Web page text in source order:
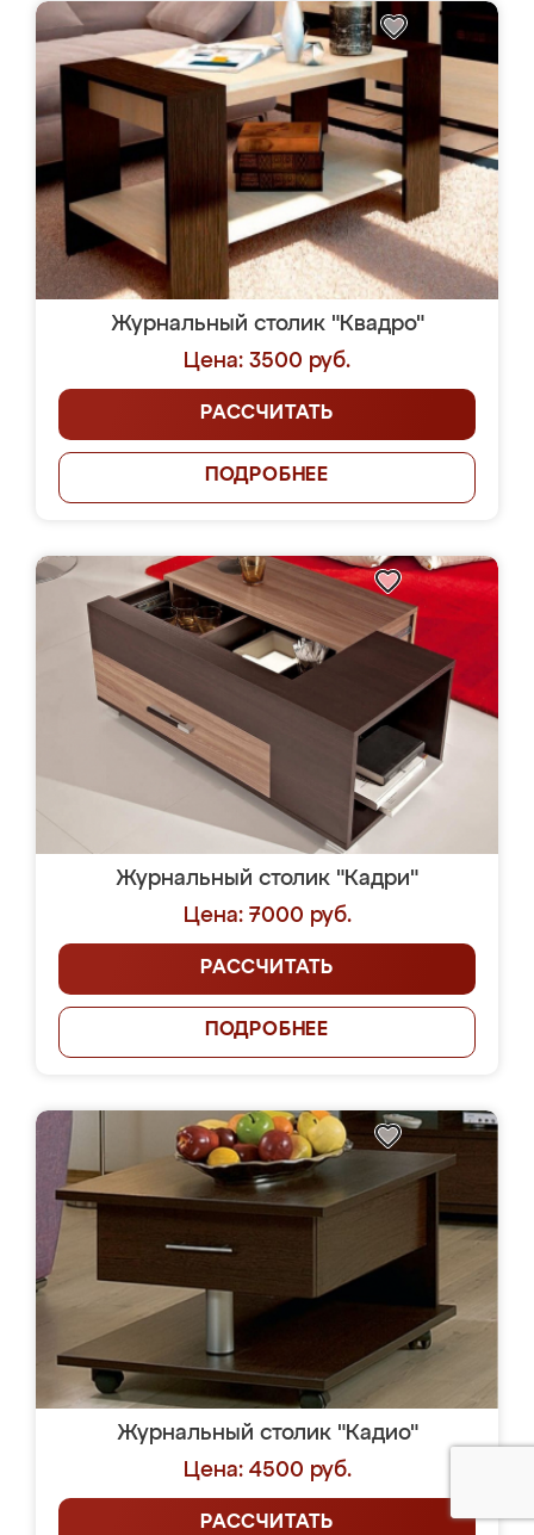
Журнальный столик "Квадро"
Цена: 3500 руб.
РАССЧИТАТЬ
ПОДРОБНЕЕ
Журнальный столик "Кадри"
Цена: 7000 руб.
РАССЧИТАТЬ
ПОДРОБНЕЕ
Журнальный столик "Кадио"
Цена: 4500 руб.
РАССЧИТАТЬ